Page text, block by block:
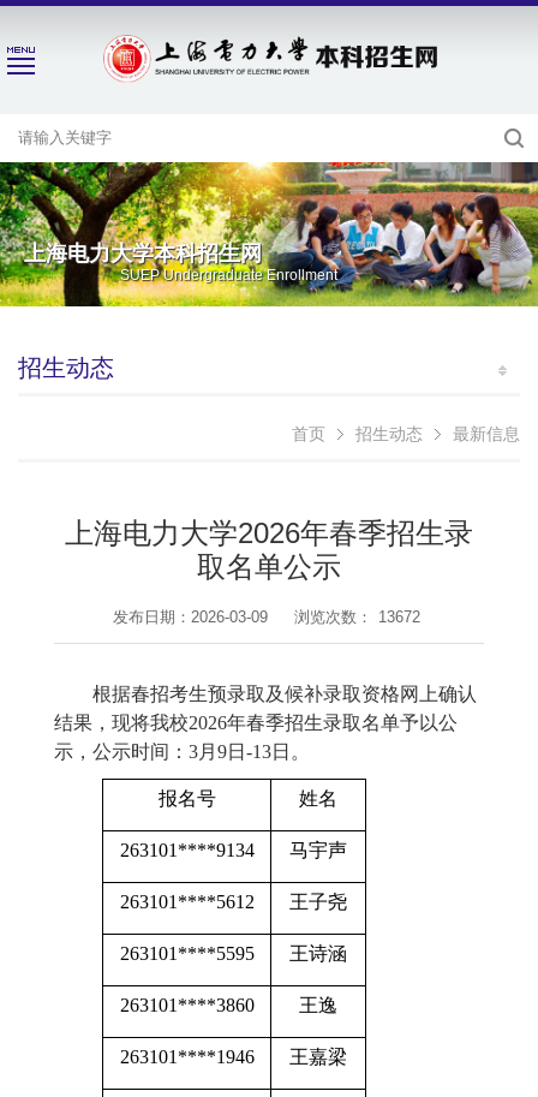
上海电力大学本科招生网
SUEP Undergraduate Enrollment
招生动态
首页 招生动态 最新信息
上海电力大学2026年春季招生录
取名单公示
发布日期：2026-03-09 浏览次数： 13672
根据春招考生预录取及候补录取资格网上确认
结果 ， 现将我校2026年春季招生录取名单予以公
示，公示时间：3月9日-13日。
报名号 姓名
263101****9134 马宇声
263101****5612 王子尧
263101****5595 王诗涵
263101****3860 王逸
263101****1946 王嘉梁